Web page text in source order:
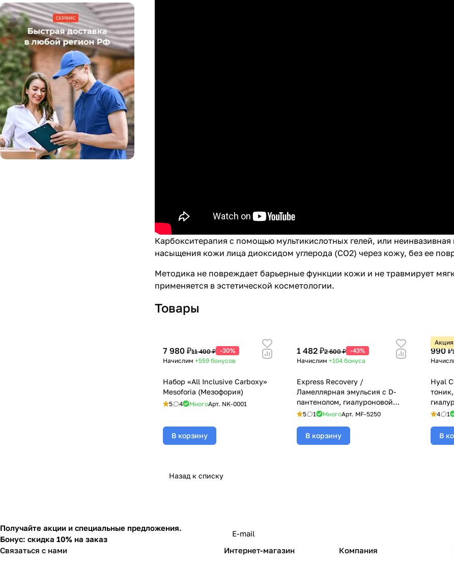
Карбокситерапия с помощью мультикислотных гелей, или
насыщения кожи лица диоксидом углерода (СО2) через кожу, без ее
Методика не повреждает барьерные функции кожи и не травмирует
применяется в эстетической косметологии.
Товары
7 980 ₽11 400 ₽ -30%
Начислим +559 бонусов
Набор «All Inclusive Carboxy»
Mesoforia (Мезофория)
5 4 МногоАрт. NK-0001
В корзину
1 482 ₽2 600 ₽ -43%
Начислим +104 бонуса
Express Recovery /
Ламеллярная эмульсия с D-
пантенолом, гиалуроновой
кислотой, бисабололом,
кислотой, Mesoforia
(Мезофория) - 250 мл
5 1 МногоАрт. MF-5250
В корзину
Акция
990 ₽
Hyal
4 1
В
Назад к списку
Получайте акции и специальные предложения.
Бонус: скидка 10% на заказ
Связаться с нами
Интернет-магазин Компания